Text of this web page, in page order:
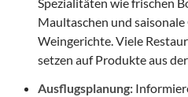
Spezialitäten wie frischen
Maultaschen und
Weingerichte. Viele
setzen auf Produkte aus
Ausflugsplanung: